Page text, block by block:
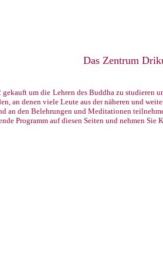
Das Zentrum
um die Lehren des Buddha zu
an denen viele Leute aus der näheren und
an den Belehrungen und Meditationen
Programm auf diesen Seiten und nehmen Sie